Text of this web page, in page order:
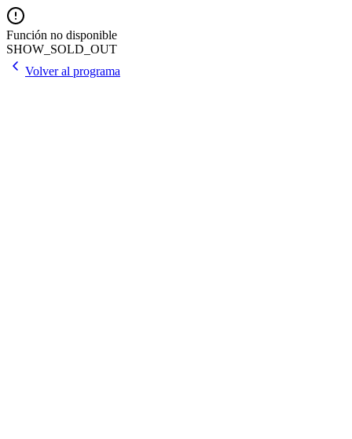
Función no disponible
SHOW_SOLD_OUT
Volver al programa